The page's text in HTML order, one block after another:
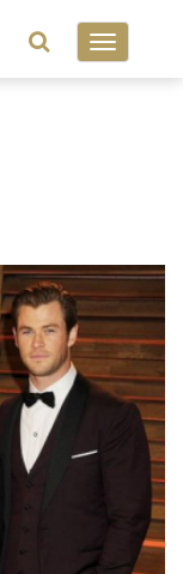
Toggle